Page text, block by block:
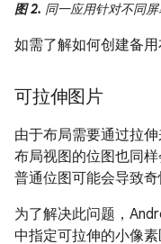
图 2. 同一应用针对不同屏
如需了解如何创建备
可拉伸图片
由于布局需要通过拉
布局视图的位图也同
普通位图可能会导致奇
为了解决此问题，
中指定可拉伸的小像